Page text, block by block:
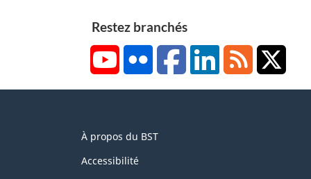
Restez branchés
YouTubeFlickr FacebookLinkedInRSS
this
site
À propos du BST
Accessibilité